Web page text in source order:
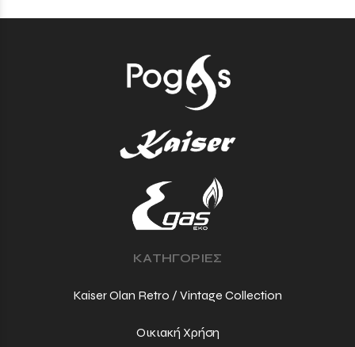
ΚΑΤΗΓΟΡΙΕΣ
Kaiser Olan Retro / Vintage Collection
Οικιακή Χρήση